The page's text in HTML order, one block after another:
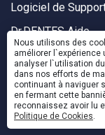
Logiciel de
Dr.DENTES Aide
Dr.DENTES API
Politiques de
Utilisation et
Nous utilisons des
améliorer l`expérience
analyser l`utilisation
dans nos efforts de
continuant à naviguer
en fermant cette
reconnaissez avoir lu
Politique de Cookies.